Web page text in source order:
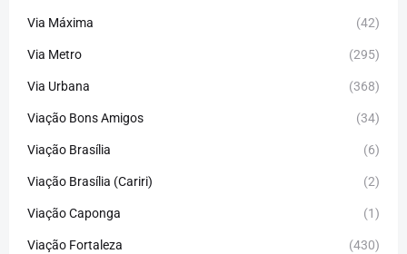
Via Máxima (42)
Via Metro (295)
Via Urbana (368)
Viação Bons Amigos (34)
Viação Brasília (6)
Viação Brasília (Cariri) (2)
Viação Caponga (1)
Viação Fortaleza (430)